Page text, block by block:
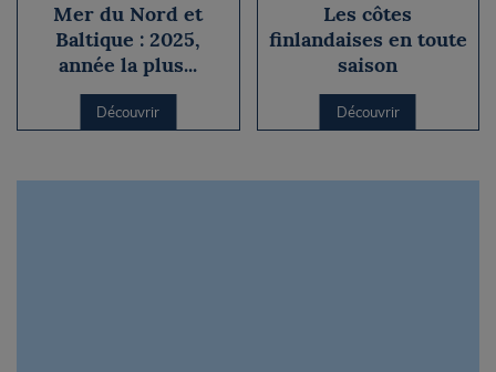
Mer du Nord et
Baltique : 2025,
année la plus...
Découvrir
Les côtes
finlandaises en toute
saison
Découvrir